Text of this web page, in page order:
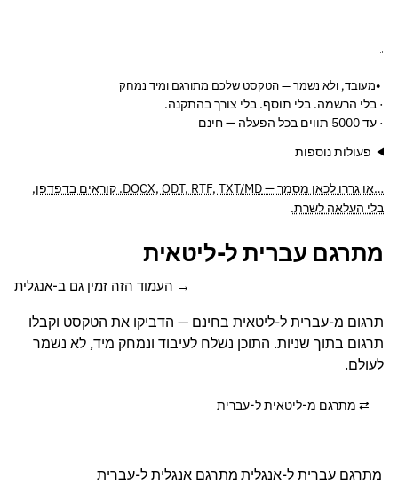
מתרגם עברית ל-ליטאית
העמוד הזה זמין גם ב-אנגלית →
תרגום מ-עברית ל-ליטאית בחינם — הדביקו את הטקסט וקבלו
תרגום בתוך שניות. התוכן נשלח לעיבוד ונמחק מיד, לא נשמר
לעולם.
⇄ מתרגם מ-ליטאית ל-עברית
מעובד, ולא נשמר — הטקסט שלכם מתורגם ומיד נמחק
· בלי הרשמה. בלי תוסף. בלי צורך בהתקנה.
· עד 5000 תווים בכל הפעלה — חינם
פעולות נוספות
…או גררו לכאן מסמך — DOCX, ODT, RTF, TXT/MD. קוראים בדפדפן,
בלי העלאה לשרת.
מתרגם עברית ל-אנגלית מתרגם אנגלית ל-עברית